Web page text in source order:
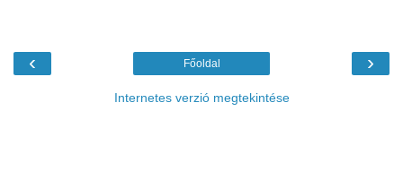
‹ ›
Főoldal
Internetes verzió megtekintése